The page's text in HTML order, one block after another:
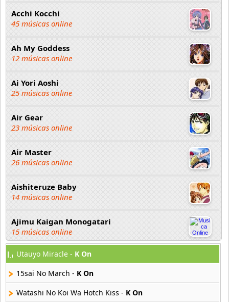
Acchi Kocchi
45 músicas online
Ah My Goddess
12 músicas online
Ai Yori Aoshi
25 músicas online
Air Gear
23 músicas online
Air Master
26 músicas online
Aishiteruze Baby
14 músicas online
Ajimu Kaigan Monogatari
15 músicas online
Akahori Gedou Hour Rabuge
29 músicas online
Akane Iro Ni Samoru Saka
Utauyo Miracle - K On
15sai No March - K On
Watashi No Koi Wa Hotch Kiss - K On